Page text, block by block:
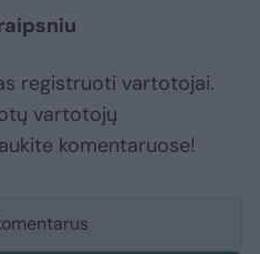
registruoti vartotojai.
vartotojų
komentaruose!